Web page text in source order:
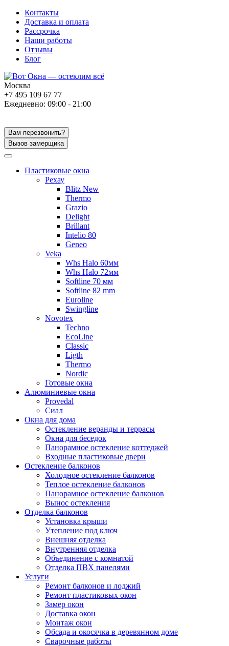
Контакты
Доставка и оплата
Рассрочка
Наши работы
Отзывы
Блог
Москва
+7 495 109 67 77
Ежедневно: 09:00 - 21:00
Вам перезвонить?
Вызов замерщика
Пластиковые окна
Рехау
Blitz New
Thermo
Grazio
Delight
Brillant
Intelio 80
Geneo
Veka
Whs Halo 60мм
Whs Halo 72мм
Softline 70 мм
Softline 82 mm
Euroline
Swingline
Novotex
Techno
EcoLine
Classic
Ligth
Thermo
Nordic
Готовые окна
Алюминиевые окна
Provedal
Сиал
Окна для дома
Остекление веранды и террасы
Окна для беседок
Панорамное остекление коттеджей
Входные пластиковые двери
Остекление балконов
Холодное остекление балконов
Теплое остекление балконов
Панорамное остекление балконов
Вынос остекления
Отделка балконов
Установка крыши
Утепление под ключ
Внешняя отделка
Внутренняя отделка
Объединение с комнатой
Отделка ПВХ панелями
Услуги
Ремонт балконов и лоджий
Ремонт пластиковых окон
Замер окон
Доставка окон
Монтаж окон
Обсада и окосячка в деревянном доме
Сварочные работы